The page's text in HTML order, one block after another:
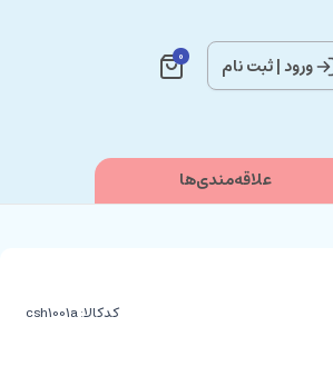
ورود|ثبت نام 0
علاقه‌مندی‌ها
کدکالا: